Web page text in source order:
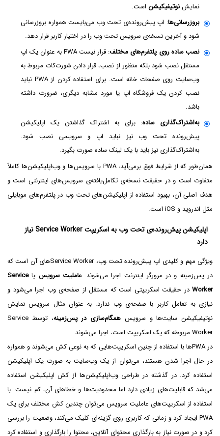
نمایشنوتیفیکیشن است.
بروزرسانی‌ها: اپ پیش‌رونده‌ی تحت وب می‌بایست همواره بروزرسانی
شود و آخرین نسخه‌ی سرویس تحت وب را در اختیار کاربر قرار دهد.
نصب ساده روی پلتفرم‌های مختلف
: قرار نیست PWA به عنوان یک اپ
مستقل نصب شود بلکه منظور از نصب، قرار دادن شورت‌کات مربوط به
وب‌سایت روی صفحات خانه است. برای استفاده کردن از PWA نباید
نصب کردن یک فروشگاه اپ یا مورد مشابه دیگری، ضرورت داشته
باشد.
به‌اشتراک‌گذاری ساده: برای به اشتراک گذاشتن یک اپلیکیشن
پیش‌رونده تحت وب نیز نباید اپ و سرویسی نصب شود.
به‌اشتراک‌گذاری نیز باید با یک لینک ساده صورت بگیرد.
همان‌طور که از شرایط فوق بر‌می‌آید، PWA با سرویس‌ها و وب‌اپلیکیشن‌ها کاملاً
متفاوت است و در حقیقت نسخه‌ی تکامل‌یافته‌ی سرویس‌های اینترنتی است و
هدف اصلی آن، بهبود استفاده از اپلیکیشن‌های تحت وب در پلتفرم‌های موبایلی
مثل اندروید و iOS است.
اپلیکیشن پیش‌رونده‌ی تحت وب به اسکریپت Service Worker نیاز
دارد
ویژگی مهم و کلیدی اپ پیش‌رونده تحت وب، Service Workerهای آن است که
در پس‌زمینه و در مرورگر اینترنت اجرا می‌شوند.عاملیت سرویس یاService
Worker در حقیقت اسکریپتی است که مستقل از صفحه‌ی وب اجرا می‌شود و
نیازی به تعامل کاربر با صفحه‌ی وب ندارد. به عنوان مثال سرویس نمایش
نوتیفیکیشن سایت‌ها و سرویس همگام‌سازی در پس‌زمینه
، توسط Service
Worker‌ مربوطه که یک اسکریپت است، اجرا می‌شوند.
در PWAها با استفاده از چنین اسکریپت‌هایی که به نوعی کش می‌شوند و همواره
در حال اجرا شدن هستند، می‌توان از یک وب‌سایت به صورت یک اپلیکیشن
استفاده کرد. در گذشته در طراحی وب‌اپلیکیشن‌ها از کش اپلیکیشن استفاده
می‌شد که قابلیت‌های زیادی دارد اما محدودیت‌ها و خطاهای آن، کم نیست. با
استفاده از اسکریپت‌های عاملیت سرویس می‌توان چندین کش مختلف برای یک
PWA ایجاد کرد و زمانی که کاربری روی گزینه‌ای کلیک می‌کند، وضعیت را بررسی
کرد و در صورت نیاز به بارگذاری محتوای آنلاین، محتوا را بارگذاری و استفاده کرد